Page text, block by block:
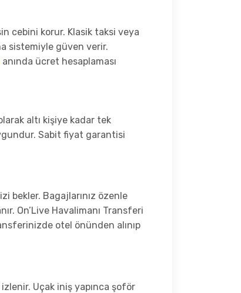
cebini korur. Klasik taksi veya
sistemiyle güven verir.
anında ücret hesaplaması
altı kişiye kadar tek
Sabit fiyat garantisi
bekler. Bagajlarınız özenle
On’Live Havalimanı Transferi
otel önünden alınıp
Uçak iniş yapınca şoför